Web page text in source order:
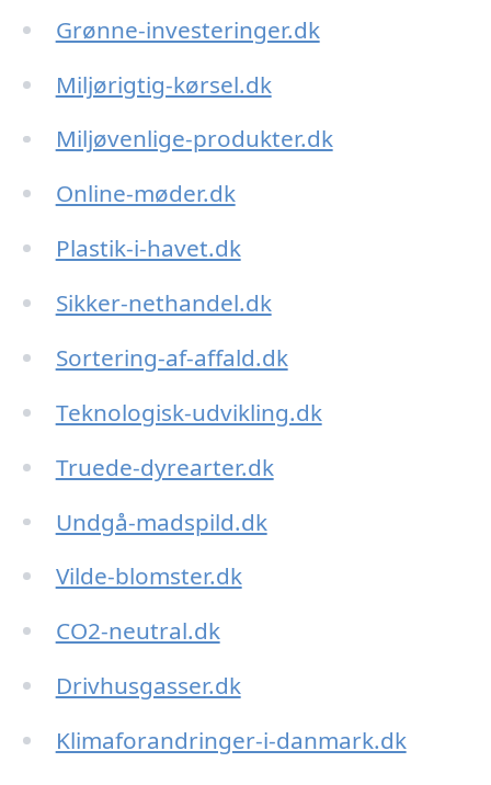
Grønne-investeringer.dk
Miljørigtig-kørsel.dk
Miljøvenlige-produkter.dk
Online-møder.dk
Plastik-i-havet.dk
Sikker-nethandel.dk
Sortering-af-affald.dk
Teknologisk-udvikling.dk
Truede-dyrearter.dk
Undgå-madspild.dk
Vilde-blomster.dk
CO2-neutral.dk
Drivhusgasser.dk
Klimaforandringer-i-danmark.dk